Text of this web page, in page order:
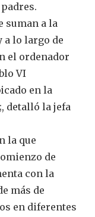
suman a la
a lo largo de
el ordenador
VI
en la
detalló la jefa
la que
de
con la
más de
en diferentes